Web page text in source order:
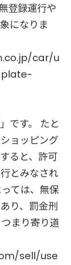
登録運行や
になりま
car/u
です。 たと
ョッピング
ると、許可
とみなされ
ては、無保
り、罰金刑
まり寄り道
sell/use